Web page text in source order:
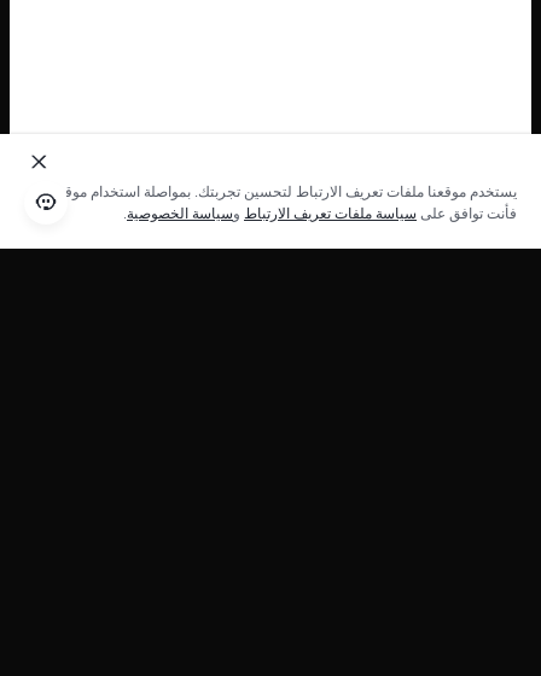
يستخدم موقعنا ملفات تعريف الارتباط لتحسين تجربتك. بمواصلة استخدام موقعنا؛
فأنت توافق على سياسة ملفات تعريف الارتباط وسياسة الخصوصية.